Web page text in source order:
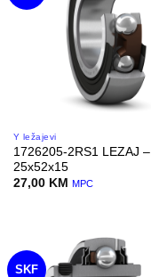
Y ležajevi
1726205-2RS1 LEZAJ –
25x52x15
27,00 KM MPC
SKF